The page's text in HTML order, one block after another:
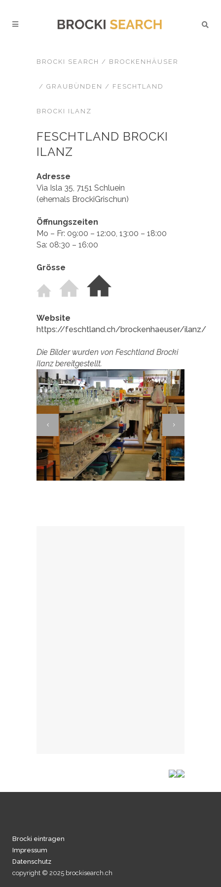
BROCKI SEARCH / BROCKENHÄUSER
/ GRAUBÜNDEN / FESCHTLAND
BROCKI ILANZ
FESCHTLAND BROCKI
ILANZ
Adresse
Via Isla 35, 7151 Schluein
(ehemals BrockiGrischun)
Öffnungszeiten
Mo – Fr: 09:00 – 12:00, 13:00 – 18:00
Sa: 08:30 – 16:00
Grösse
Website
https://feschtland.ch/brockenhaeuser/ilanz/
Die Bilder wurden von Feschtland Brocki
Ilanz bereitgestellt.
Brocki eintragen
Impressum
Datenschutz
copyright © 2025 brockisearch.ch